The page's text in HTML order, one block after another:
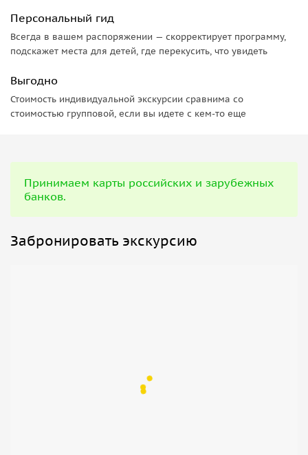
Персональный гид
Всегда в вашем распоряжении — скорректирует программу,
подскажет места для детей, где перекусить, что увидеть
Выгодно
Стоимость индивидуальной экскурсии сравнима со
стоимостью групповой, если вы идете с кем-то еще
Принимаем карты российских и зарубежных
банков.
Забронировать экскурсию